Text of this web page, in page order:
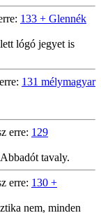
133 + Glennék
lógó jegyet is
131 mélymagyar
erre: 129
tavaly.
erre: 130 +
nem, minden